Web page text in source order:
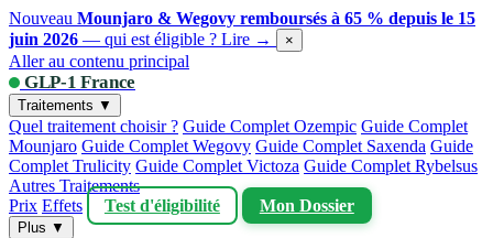
Nouveau Mounjaro & Wegovy remboursés à 65 % depuis le 15
juin 2026 — qui est éligible ? Lire → ×
Aller au contenu principal
GLP-1 France
Traitements ▼
Quel traitement choisir ? Guide Complet Ozempic Guide Complet
Mounjaro Guide Complet Wegovy Guide Complet Saxenda Guide
Complet Trulicity Guide Complet Victoza Guide Complet Rybelsus
Autres Traitements
Prix Effets Test d'éligibilité Mon Dossier
Plus ▼